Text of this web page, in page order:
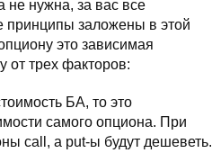
не нужна, за вас все
принципы заложены в этой
это зависимая
от трех факторов:
БА, то это
самого опциона. При
call, а put-ы будут дешеветь.